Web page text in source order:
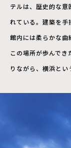
テルは、歴史的な
れている。建築を手
館内には柔らかな曲
この場所が歩んで
りながら、横浜とい